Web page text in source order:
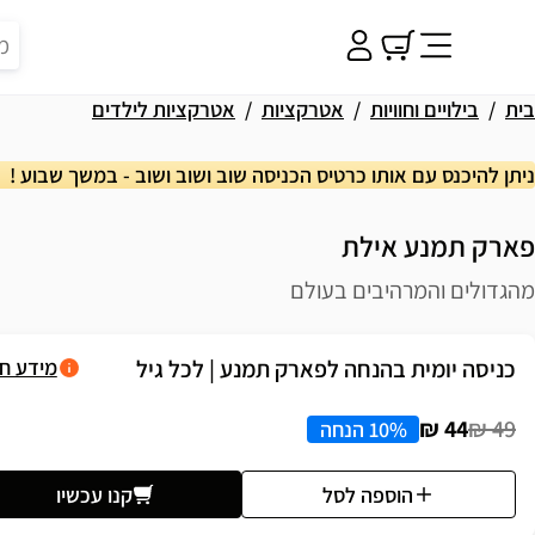
בית בילויים וחוויות אטרקציות אטרקציות לילדים
ניתן להיכנס עם אותו כרטיס הכניסה שוב ושוב ושוב - במשך שבוע !
פארק תמנע אילת
מהגדולים והמרהיבים בעולם
כניסה יומית בהנחה לפארק תמנע | לכל גיל מידע
49 ₪
44 ₪ 10% הנחה
הוספה לסל קנו עכשיו